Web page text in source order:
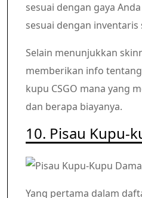
sesuai dengan gaya
sesuai dengan inventaris
Selain menunjukkan
memberikan info
kupu CSGO mana yang
dan berapa biayanya.
10. Pisau Kupu-
Yang pertama dalam